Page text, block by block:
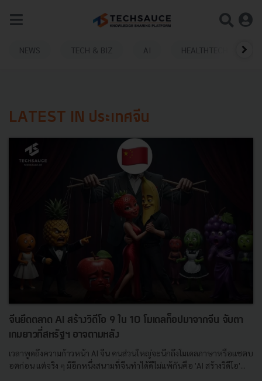
NEWS TECH & BIZ AI HEALTHTECH
LATEST IN ประเทศจีน
จีนยึดตลาด AI สร้างวิดีโอ 9 ใน 10 โมเดลท็อปมาจากจีน จับตา
เกมยาวที่สหรัฐฯ อาจตามหลัง
เวลาพูดถึงความก้าวหน้า AI จีน คนส่วนใหญ่จะนึกถึงโมเดลภาษาหรือแชตบ
อตก่อน แต่จริง ๆ มีอีกหนึ่งสนามที่จีนทำได้ดีไม่แพ้กันคือ 'AI สร้างวิดีโอ'...